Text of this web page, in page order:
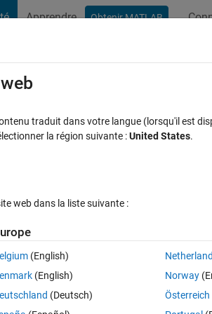
Apprendre Obtenir MATLAB
on a mouse. I would like to do root mean
traduit dans votre langue (lorsqu'il est
la région suivante :United States.
web dans la liste suivante :
(English)
(English)
(Deutsch)
Norway
Österreich